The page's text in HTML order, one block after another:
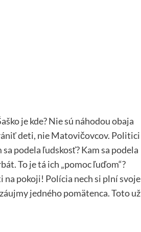
je kde? Nie sú náhodou obaja
deti, nie Matovičovcov. Politici
podela ľudskosť? Kam sa podela
To je tá ich „pomoc ľuďom“?
na pokoji! Polícia nech si plní svoje
jedného pomätenca. Toto už